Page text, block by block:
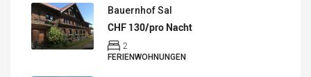
Bauernhof Sal
CHF 130/pro Nacht
2
FERIENWOHNUNGEN